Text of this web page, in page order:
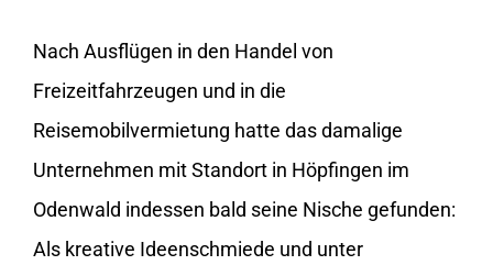
Nach Ausflügen in den Handel von
Freizeitfahrzeugen und in die
Reisemobilvermietung hatte das damalige
Unternehmen mit Standort in Höpfingen im
Odenwald indessen bald seine Nische gefunden:
Als kreative Ideenschmiede und unter